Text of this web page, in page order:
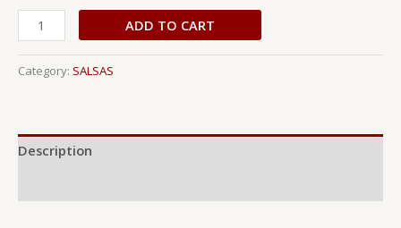
ADD TO CART
Category: SALSAS
Description